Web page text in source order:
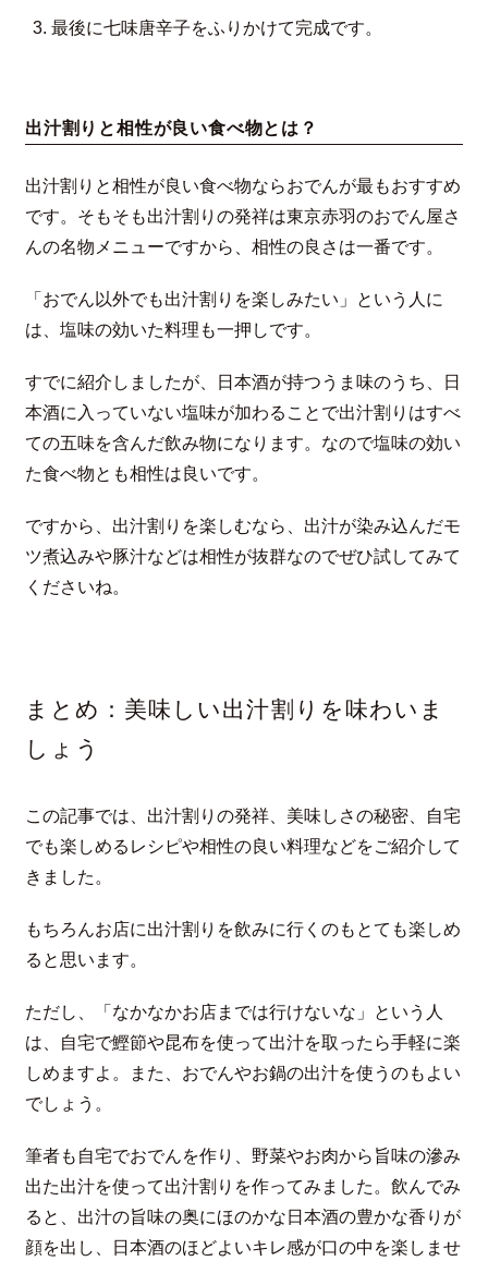
最後に七味唐辛子をふりかけて完成です。
出汁割りと相性が良い食べ物とは？
出汁割りと相性が良い食べ物ならおでんが最もおすすめ
です。そもそも出汁割りの発祥は東京赤羽のおでん屋さ
んの名物メニューですから、相性の良さは一番です。
「おでん以外でも出汁割りを楽しみたい」という人に
は、塩味の効いた料理も一押しです。
すでに紹介しましたが、日本酒が持つうま味のうち、日
本酒に入っていない塩味が加わることで出汁割りはすべ
ての五味を含んだ飲み物になります。なので塩味の効い
た食べ物とも相性は良いです。
ですから、出汁割りを楽しむなら、出汁が染み込んだモ
ツ煮込みや豚汁などは相性が抜群なのでぜひ試してみて
くださいね。
まとめ：美味しい出汁割りを味わいま
しょう
この記事では、出汁割りの発祥、美味しさの秘密、自宅
でも楽しめるレシピや相性の良い料理などをご紹介して
きました。
もちろんお店に出汁割りを飲みに行くのもとても楽しめ
ると思います。
ただし、「なかなかお店までは行けないな」という人
は、自宅で鰹節や昆布を使って出汁を取ったら手軽に楽
しめますよ。また、おでんやお鍋の出汁を使うのもよい
でしょう。
筆者も自宅でおでんを作り、野菜やお肉から旨味の滲み
出た出汁を使って出汁割りを作ってみました。飲んでみ
ると、出汁の旨味の奥にほのかな日本酒の豊かな香りが
顔を出し、日本酒のほどよいキレ感が口の中を楽しませ